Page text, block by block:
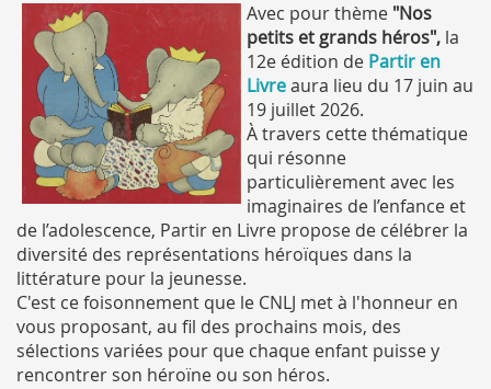
Avec pour thème "Nos
petits et grands héros", la
12e édition de Partir en
Livreaura lieu du 17 juin au
19 juillet 2026.
À travers cette thématique
qui résonne
particulièrement avec les
imaginaires de l’enfance et
de l’adolescence, Partir en Livre propose de célébrer la
diversité des représentations héroïques dans la
littérature pour la jeunesse.
C'est ce foisonnement que le CNLJ met à l'honneur en
vous proposant, au fil des prochains mois, des
sélections variées pour que chaque enfant puisse y
rencontrer son héroïne ou son héros.